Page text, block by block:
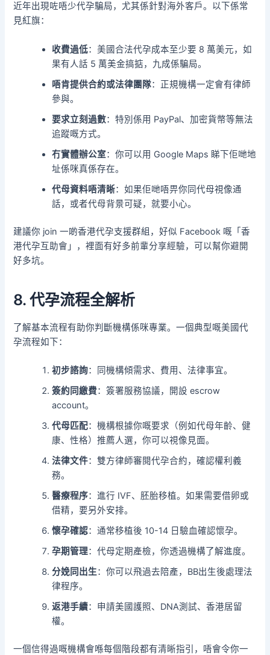
近年出現咗唔少代孕騙局，尤其係針對海外客戶。以下係常
見紅旗：
收費過低：美國合法代孕成本至少要 8 萬美元，如
果有人話 5 萬美金搞掂，九成係騙局。
唔肯提供合約或法律團隊：正規機構一定會有律師
參與。
要求立刻過數：特別係用 PayPal、加密貨幣等無法
追蹤嘅方式。
冇實體辦公室：你可以用 Google Maps 睇下佢哋地
址係咪真係存在。
代母資料唔清晰：如果佢哋唔畀你同代母視像通
話，或者代母背景可疑，就要小心。
建議你 join 一啲香港代孕支援群組，好似 Facebook 嘅「香
港代孕互助會」，裡面有好多前輩分享經驗，可以幫你避開
好多坑。
8. 代孕流程全解析
了解基本流程有助你判斷機構係咪專業。一個典型嘅美國代
孕流程如下：
初步諮詢：同機構傾需求、費用、法律事宜。
簽約同繳費：簽署服務協議，開設 escrow
account。
代母匹配：機構根據你嘅要求（例如代母年齡、健
康、性格）推薦人選，你可以視像見面。
法律文件：雙方律師審閱代孕合約，確認權利義
務。
醫療程序：進行 IVF、胚胎移植。如果需要借卵或
借精，要另外安排。
懷孕確認：通常移植後 10-14 日驗血確認懷孕。
孕期管理：代母定期產檢，你透過機構了解進度。
分娩同出生：你可以飛過去陪產，BB出生後處理法
律程序。
返港手續：申請美國護照、DNA測試、香港居留
權。
一個信得過嘅機構會喺每個階段都有清晰指引，唔會令你一